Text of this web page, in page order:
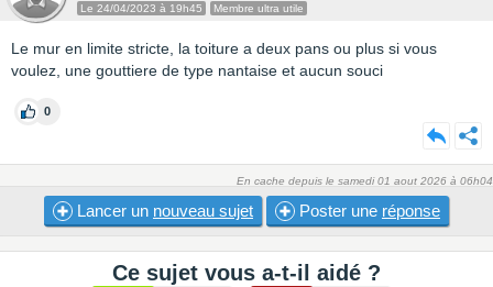
Le 24/04/2023 à 19h45 Membre ultra utile
Le mur en limite stricte, la toiture a deux pans ou plus si vous
voulez, une gouttiere de type nantaise et aucun souci
0
En cache depuis le samedi 01 aout 2026 à 06h04
Lancer un nouveau sujet Poster une réponse
Ce sujet vous a-t-il aidé ?